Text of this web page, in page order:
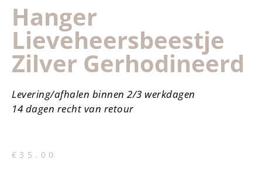
Hanger
Lieveheersbeestje
Zilver Gerhodineerd
Levering/afhalen binnen 2/3 werkdagen
14 dagen recht van retour
€ 35.00